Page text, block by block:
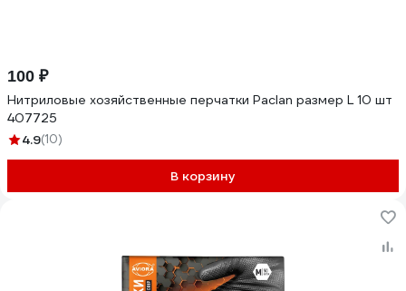
100 ₽
Нитриловые хозяйственные перчатки Paclan размер L 10 шт
407725
4.9(10)
В корзину